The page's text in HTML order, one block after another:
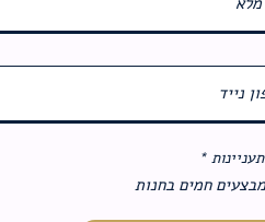
*
ב
מבצעים חמים בחנות